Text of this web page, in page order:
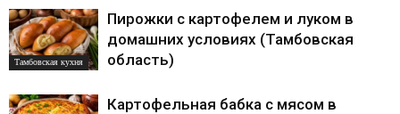
Тамбовская кухня
Пирожки с картофелем и луком в
домашних условиях (Тамбовская
область)
Картофельная бабка с мясом в